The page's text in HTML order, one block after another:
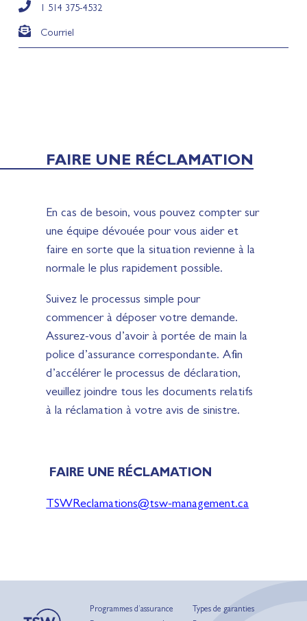
1 514 375-4532
Courriel
FAIRE UNE RÉCLAMATION
En cas de besoin, vous pouvez compter sur
une équipe dévouée pour vous aider et
faire en sorte que la situation revienne à la
normale le plus rapidement possible.
Suivez le processus simple pour
commencer à déposer votre demande.
Assurez-vous d’avoir à portée de main la
police d’assurance correspondante. Afin
d’accélérer le processus de déclaration,
veuillez joindre tous les documents relatifs
à la réclamation à votre avis de sinistre.
FAIRE UNE RÉCLAMATION
TSWReclamations@tsw-management.ca
Programmes d’assurance
Types de garanties